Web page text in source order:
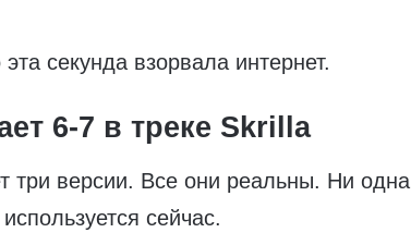
секунда взорвала интернет.
6-7 в треке Skrilla
три версии. Все они реальны. Ни одна
сейчас.